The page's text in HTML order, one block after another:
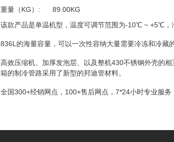
重量（KG）
89.00KG
该款产品是单温机型，温度可调节范围为-10℃ ~ +5℃，
836L的海量容量，可以一次性容纳大量需要冷冻和冷藏
高效压缩机、加厚发泡层、以及整机430不锈钢外壳的
箱的制冷管路采用了新型的邦迪管材料。
全国300+经销网点，100+售后网点，7*24小时专业服